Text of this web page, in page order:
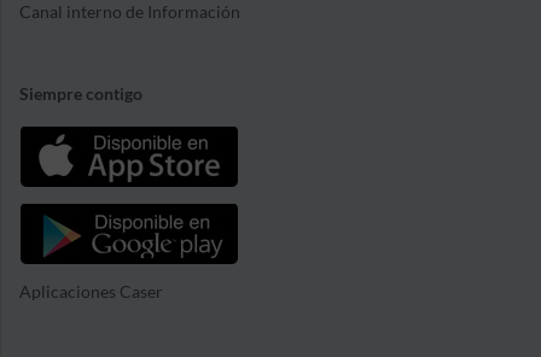
Canal interno de Información
Siempre contigo
Aplicaciones Caser